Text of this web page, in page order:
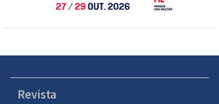
Revista